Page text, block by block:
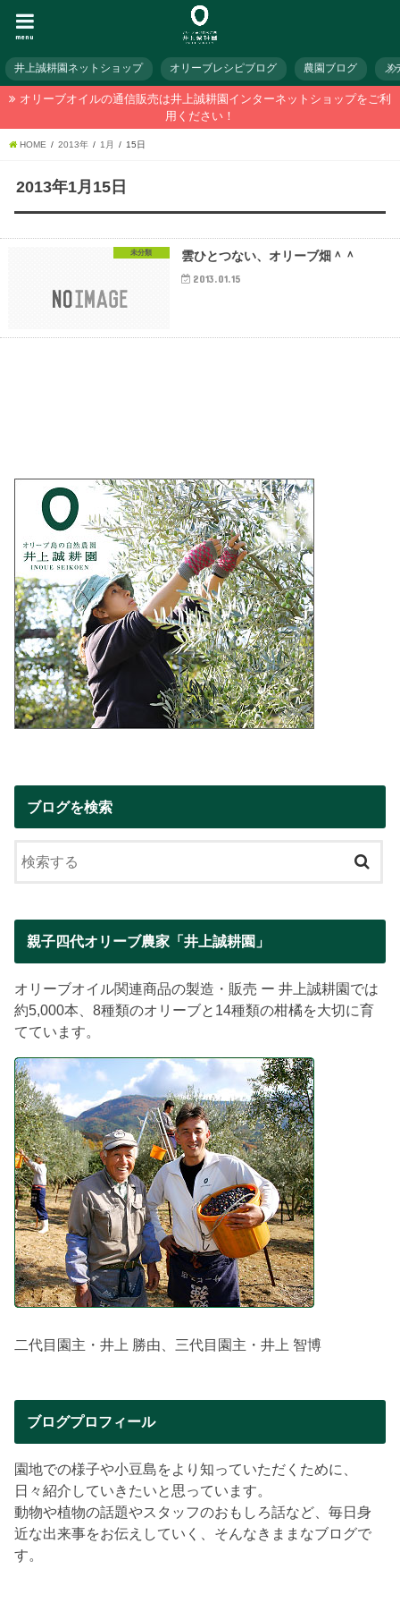
menu
井上誠耕園ネットショップ オリーブレシピブログ 農園ブログ メ
オリーブオイルの通信販売は井上誠耕園インターネットショップをご利
用ください！
HOME 2013年 1月 15日
2013年1月15日
未分類 雲ひとつない、オリーブ畑＾＾
2013.01.15
ブログを検索
親子四代オリーブ農家「井上誠耕園」
オリーブオイル関連商品の製造・販売 ー 井上誠耕園では
約5,000本、8種類のオリーブと14種類の柑橘を大切に育
てています。
二代目園主・井上 勝由、三代目園主・井上 智博
ブログプロフィール
園地での様子や小豆島をより知っていただくために、
日々紹介していきたいと思っています。
動物や植物の話題やスタッフのおもしろ話など、毎日身
近な出来事をお伝えしていく、そんなきままなブログで
す。